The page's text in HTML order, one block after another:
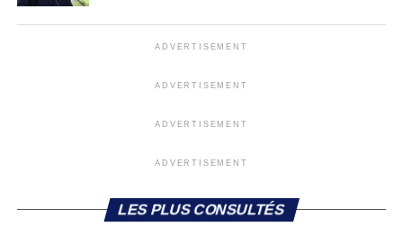
ADVERTISEMENT
ADVERTISEMENT
ADVERTISEMENT
ADVERTISEMENT
LES PLUS CONSULTÉS